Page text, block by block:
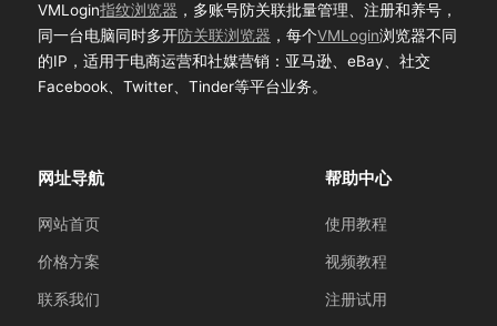
VMLogin指纹浏览器 ，多账号防关联批量管理、注册和养号，
同一台电脑同时多开防关联浏览器 ，每个VMLogin浏览器不同
的IP，适用于电商运营和社媒营销：亚马逊、eBay、社交
Facebook、Twitter、Tinder等平台业务。
网址导航
网站首页
价格方案
联系我们
帮助中心
使用教程
视频教程
注册试用